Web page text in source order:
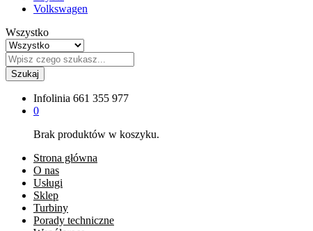
Volkswagen
Wszystko
Szukaj
Infolinia 661 355 977
0
Brak produktów w koszyku.
Strona główna
O nas
Usługi
Sklep
Turbiny
Porady techniczne